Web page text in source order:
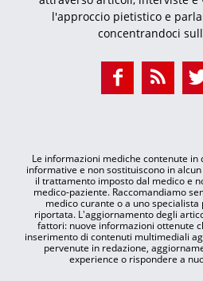
l'approccio pietistico e
concentrandoci
Le informazioni mediche contenute
informative e non sostituiscono in
il trattamento imposto dal medico e
medico-paziente. Raccomandiamo
medico curante o a uno
riportata. L'aggiornamento degli
fattori: nuove informazioni ottenute
inserimento di contenuti multimediali
pervenute in redazione,
experience o rispondere a